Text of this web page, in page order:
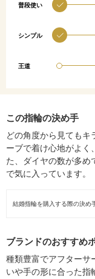
普段使い
シンプル
王道
この指輪の決め手
どの角度から見てもキ
ーブで着け心地がよく
た、ダイヤの数が多め
で気に入っています。
結婚指輪を購入する際の決め
ブランドのおすすめ
種類豊富でアフターサ
いや手の形に合った指